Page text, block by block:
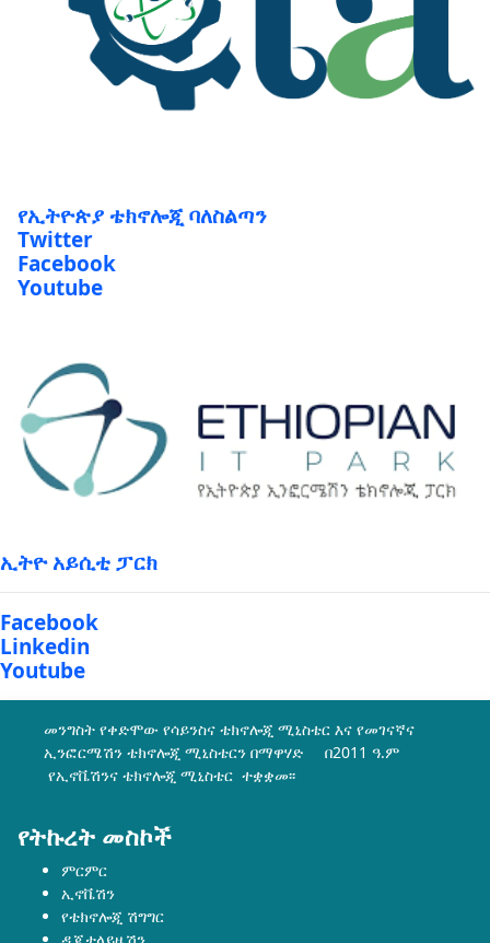
የኢትዮጵያ ቴክኖሎጂ ባለስልጣን
Twitter
Facebook
Youtube
ኢትዮ አይሲቲ ፓርክ
Facebook
Linkedin
Youtube
መንግስት የቀድሞው የሳይንስና ቴክኖሎጂ ሚኒስቴር እና የመገናኛና
ኢንፎርሜሽን ቴክኖሎጂ ሚኒስቴርን በማዋሃድ በ2011 ዓ.ም
የኢኖቬሽንና ቴክኖሎጂ ሚኒስቴር ተቋቋመ፡፡
የትኩረት መስኮች
ምርምር
ኢኖቬሽን
የቴክኖሎጂ ሽግግር